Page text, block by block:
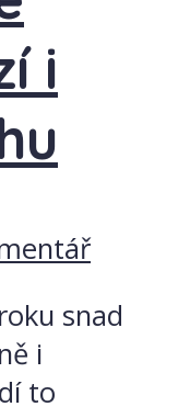
i
snad
i
to